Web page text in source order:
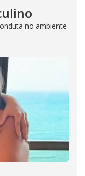
no ambiente